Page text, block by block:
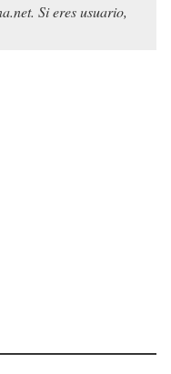
Si eres usuario,